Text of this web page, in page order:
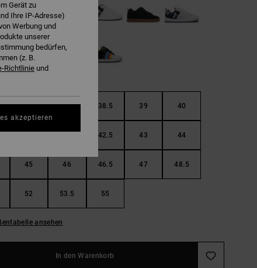
37 38 38.5 39 40
42.5 43 44
45 46 46.5 47 48.5
52 53.5 55
ansehen
In den Warenkorb
Gerät zu
Ihre IP-Adresse)
Werbung und
unserer
bedürfen,
(z. B.
Richtlinie und
akzeptieren